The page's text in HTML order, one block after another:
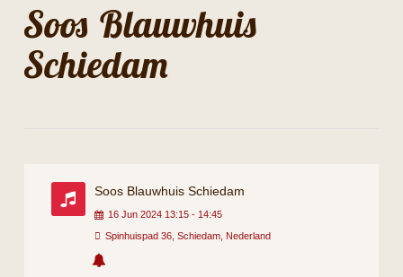
Soos Blauwhuis
Schiedam
Soos Blauwhuis Schiedam
16 Jun 2024 13:15- 14:45
Spinhuispad 36, Schiedam, Nederland